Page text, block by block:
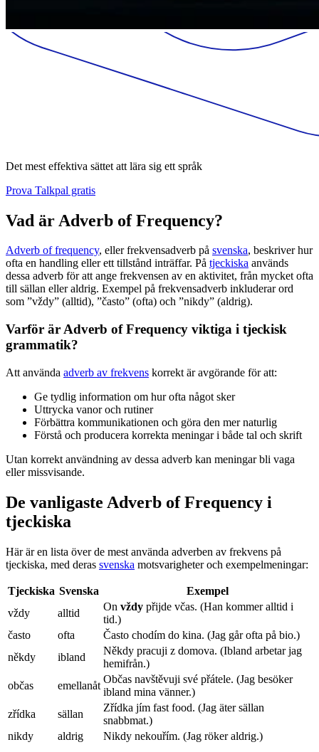
Det mest effektiva sättet att lära sig ett språk
Prova Talkpal gratis
Vad är Adverb of Frequency?
Adverb of frequency, eller frekvensadverb på svenska, beskriver hur
ofta en handling eller ett tillstånd inträffar. På tjeckiska används
dessa adverb för att ange frekvensen av en aktivitet, från mycket ofta
till sällan eller aldrig. Exempel på frekvensadverb inkluderar ord
som ”vždy” (alltid), ”často” (ofta) och ”nikdy” (aldrig).
Varför är Adverb of Frequency viktiga i tjeckisk
grammatik?
Att använda adverb av frekvens korrekt är avgörande för att:
Ge tydlig information om hur ofta något sker
Uttrycka vanor och rutiner
Förbättra kommunikationen och göra den mer naturlig
Förstå och producera korrekta meningar i både tal och skrift
Utan korrekt användning av dessa adverb kan meningar bli vaga
eller missvisande.
De vanligaste Adverb of Frequency i
tjeckiska
Här är en lista över de mest använda adverben av frekvens på
tjeckiska, med deras svenska motsvarigheter och exempelmeningar:
Tjeckiska Svenska
Exempel
vždy
alltid
On vždy přijde včas. (Han kommer alltid i
tid.)
často
ofta
Často chodím do kina. (Jag går ofta på bio.)
někdy
ibland
Někdy pracuji z domova. (Ibland arbetar jag
hemifrån.)
občas
emellanåt
Občas navštěvuji své přátele. (Jag besöker
ibland mina vänner.)
zřídka
sällan
Zřídka jím fast food. (Jag äter sällan
snabbmat.)
nikdy
aldrig Nikdy nekouřím. (Jag röker aldrig.)